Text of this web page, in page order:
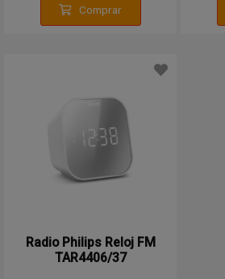
Comprar
Radio Philips Reloj FM
TAR4406/37